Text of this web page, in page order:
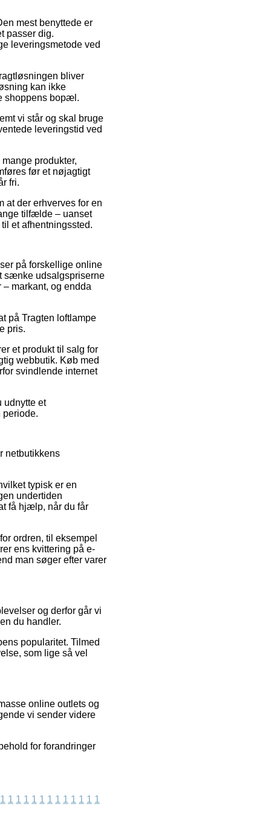
mest benyttede er
passer dig.
leveringsmetode ved
bliver
kan ikke
shoppens bopæl.
vi står og skal bruge
leveringstid ved
produkter,
før et nøjagtigt
fri.
at der erhverves for en
tilfælde – uanset
et afhentningssted.
på forskellige online
sænke udsalgspriserne
markant, og endda
på Tragten loftlampe
pris.
et produkt til salg for
webbutik. Køb med
svindlende internet
udnytte et
periode.
netbutikkens
typisk er en
undertiden
få hjælp, når du får
ordren, til eksempel
ens kvittering på e-
man søger efter varer
og derfor går vi
du handler.
popularitet. Tilmed
som lige så vel
online outlets og
vi sender videre
for forandringer
1 1 1 1 1 1 1 1 1 1 1 1 1